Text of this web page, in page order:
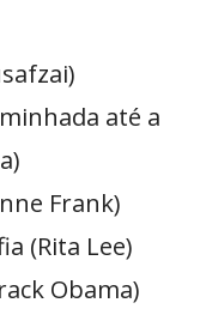
até a
Frank)
(Rita Lee)
Obama)